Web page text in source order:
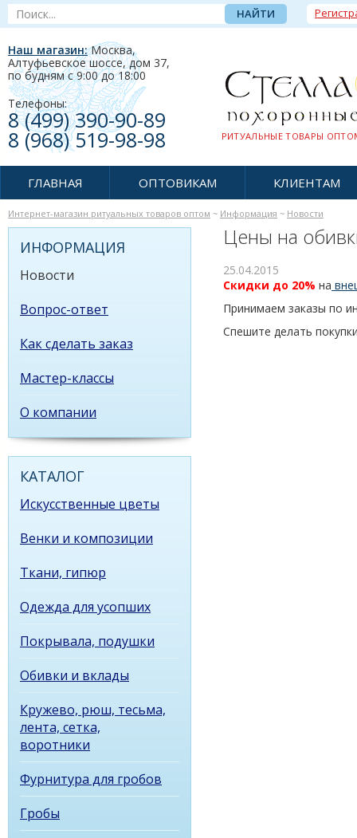
РИТУАЛЬНЫЕ ТОВАРЫ
Наш магазин:Москва,
Алтуфьевское шоссе, дом 37,
по будням c 9:00 до 18:00
Телефоны:
8 (499) 390-90-89
8 (968) 519-98-98
ГЛАВНАЯ ОПТОВИКАМ КЛИЕНТАМ
Интернет-магазин ритуальных товаров оптом ~ Информация ~ Новости
ИНФОРМАЦИЯ
Новости
Вопрос-ответ
Как сделать заказ
Мастер-классы
О компании
КАТАЛОГ
Искусственные цветы
Венки и композиции
Ткани, гипюр
Одежда для усопших
Покрывала, подушки
Обивки и вклады
Кружево, рюш, тесьма,
лента, сетка,
воротники
Фурнитура для гробов
Гробы
Цены на
25.04.2015
Скидки до 20% на
Принимаем заказы по
Спешите делать